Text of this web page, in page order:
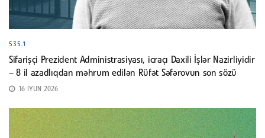
535.1
Sifarişçi Prezident Administrasiyası, icraçı Daxili İşlər Nazirliyidir
– 8 il azadlıqdan məhrum edilən Rüfət Səfərovun son sözü
16 İYUN 2026